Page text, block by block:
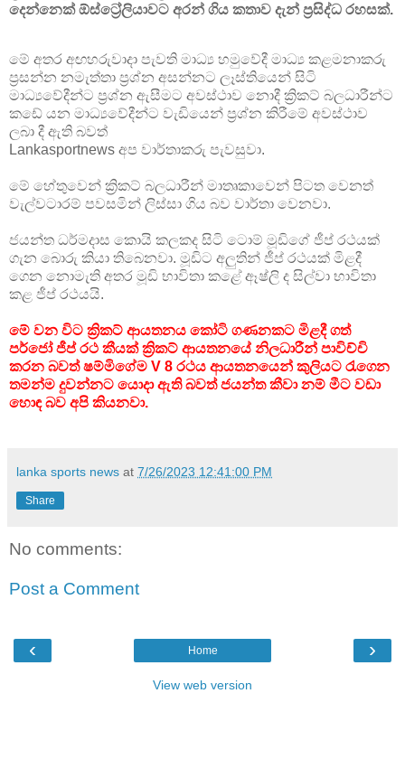
දෙන්නෙක් ඕස්ට්‍රේලියාවට අරන් ගිය කතාව දැන් ප්‍රසිද්ධ රහසක්.
මේ අතර අඟහරුවාදා පැවති මාධ්‍ය හමුවේදී මාධ්‍ය කළමනාකරු
ප්‍රසන්න නමැත්තා ප්‍රශ්න අසන්නට ලෑස්තියෙන් සිටි
මාධ්‍යවේදීන්ට ප්‍රශ්න ඇසීමට අවස්ථාව නොදී ක්‍රිකට් බලධාරීන්ට
කඩේ යන මාධ්‍යවේදීන්ට වැඩියෙන් ප්‍රශ්න කිරීමේ අවස්ථාව
ලබා දී ඇති බවත්
Lankasportnews අප වාර්තාකරු පැවසුවා.
මේ හේතුවෙන් ක්‍රිකට් බලධාරීන් මාතෘකාවෙන් පිටත වෙනත්
වැල්වටාරම් පවසමින් ලිස්සා ගිය බව වාර්තා වෙනවා.
ජයන්ත ධර්මදාස කොයි කලකද සිටි ටොම් මූඩිගේ ජීප් රථයක්
ගැන බොරු කියා තිබෙනවා. මූඩිට අලුතින් ජීප් රථයක් මිළදී
ගෙන නොමැති අතර මූඩි භාවිතා කළේ ඈෂ්ලි ද සිල්වා භාවිතා
කළ ජීප් රථයයි.
මේ වන විට ක්‍රිකට් ආයතනය කෝටි ගණනකට මිළදී ගත්
පර්ජෝ ජීප් රථ කීයක් ක්‍රිකට් ආයතනයේ නිලධාරීන් පාවිච්චි
කරන බවත් ෂම්මිගේම V 8 රථය ආයතනයෙන් කුලියට රැගෙන
තමන්ම දුවන්නට යොදා ඇති බවත් ජයන්ත කීවා නම් මීට වඩා
හොඳ බව අපි කියනවා.
lanka sports news at 7/26/2023 12:41:00 PM
Share
No comments:
Post a Comment
‹ ›
Home
View web version